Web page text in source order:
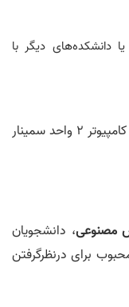
دانشکده‌های دیگر با
مهندسی کامپیوتر 2 واحد سمینار
مصنوعی، دانشجویان
برای درنظرگرفتن